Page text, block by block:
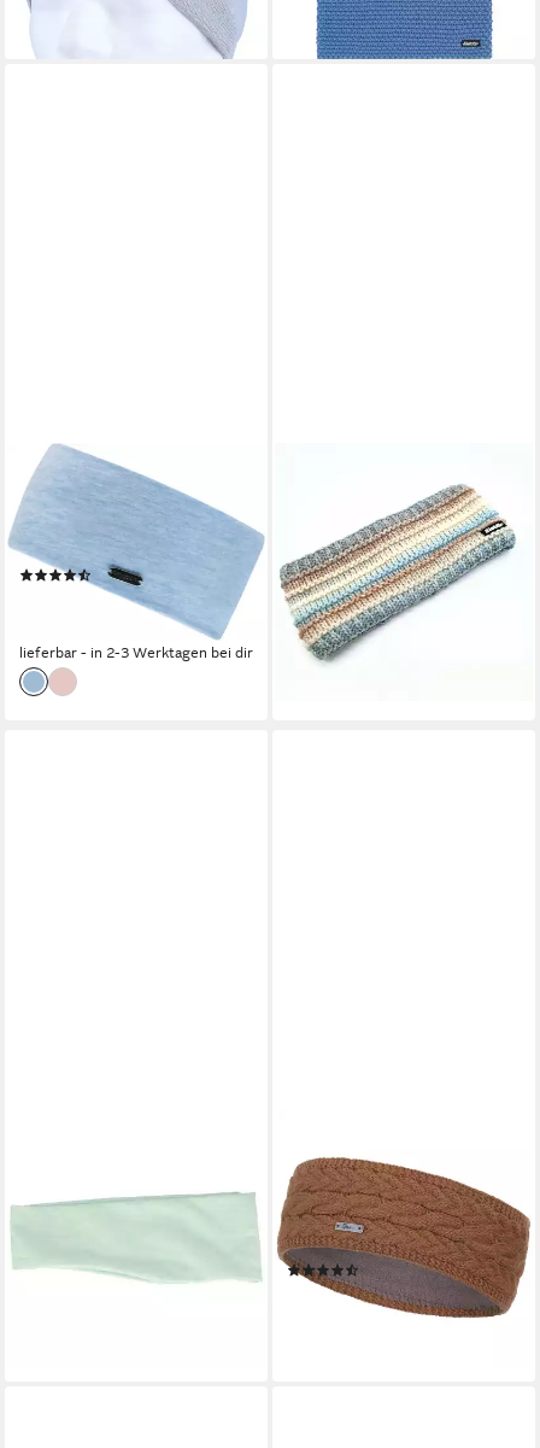
-45%
lieferbar - in 3-4 Werktagen bei dir
-45%
lieferbar - in 3-4 Werktagen bei dir
CHILLOUTS
Stirnband Bari Headband mit
strukturierter Oberfläche &
softem Komfort
(6)
UVP16,99 €
lieferbar - in 2-3 Werktagen bei dir
Strickmütze Mikata Stirnband
multi hellblau
ab 33,49 €
lieferbar - in 2-3 Werktagen bei dir
Stirnband (1-St) Stirnband
gefüttert Damen
Ohrenschützer Band
Kopfband Winter
(5)
19,90 €
lieferbar - in 4-5 Werktagen bei dir